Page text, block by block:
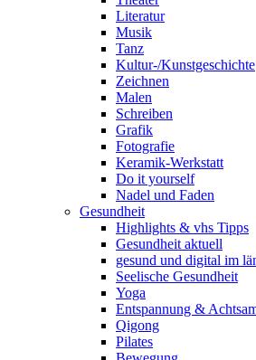
Literatur
Musik
Tanz
Kultur-/Kunstgeschichte
Zeichnen
Malen
Schreiben
Grafik
Fotografie
Keramik-Werkstatt
Do it yourself
Nadel und Faden
Gesundheit
Highlights & vhs Tipps
Gesundheit aktuell
gesund und digital im
Seelische Gesundheit
Yoga
Entspannung &
Qigong
Pilates